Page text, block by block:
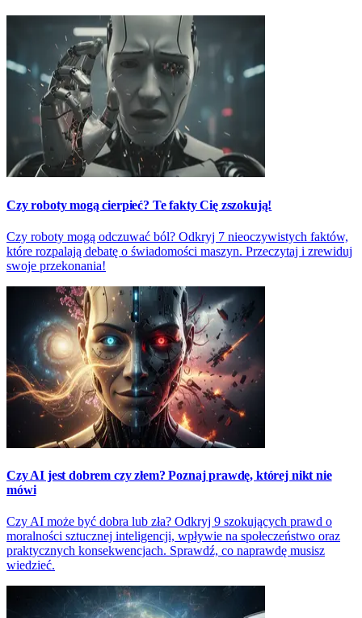
Czy roboty mogą cierpieć? Te fakty Cię zszokują!
Czy roboty mogą odczuwać ból? Odkryj 7 nieoczywistych faktów,
które rozpalają debatę o świadomości maszyn. Przeczytaj i zrewiduj
swoje przekonania!
Czy AI jest dobrem czy złem? Poznaj prawdę, której nikt nie
mówi
Czy AI może być dobra lub zła? Odkryj 9 szokujących prawd o
moralności sztucznej inteligencji, wpływie na społeczeństwo oraz
praktycznych konsekwencjach. Sprawdź, co naprawdę musisz
wiedzieć.